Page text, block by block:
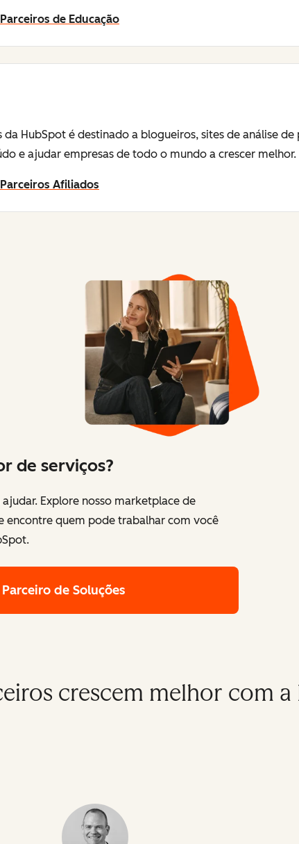
de Educação
HubSpot é destinado a blogueiros, sites de análise
e ajudar empresas de todo o mundo a crescer melhor.
Afiliados
de serviços?
Explore nosso marketplace de
encontre quem pode trabalhar com você
de Soluções
crescem melhor com a